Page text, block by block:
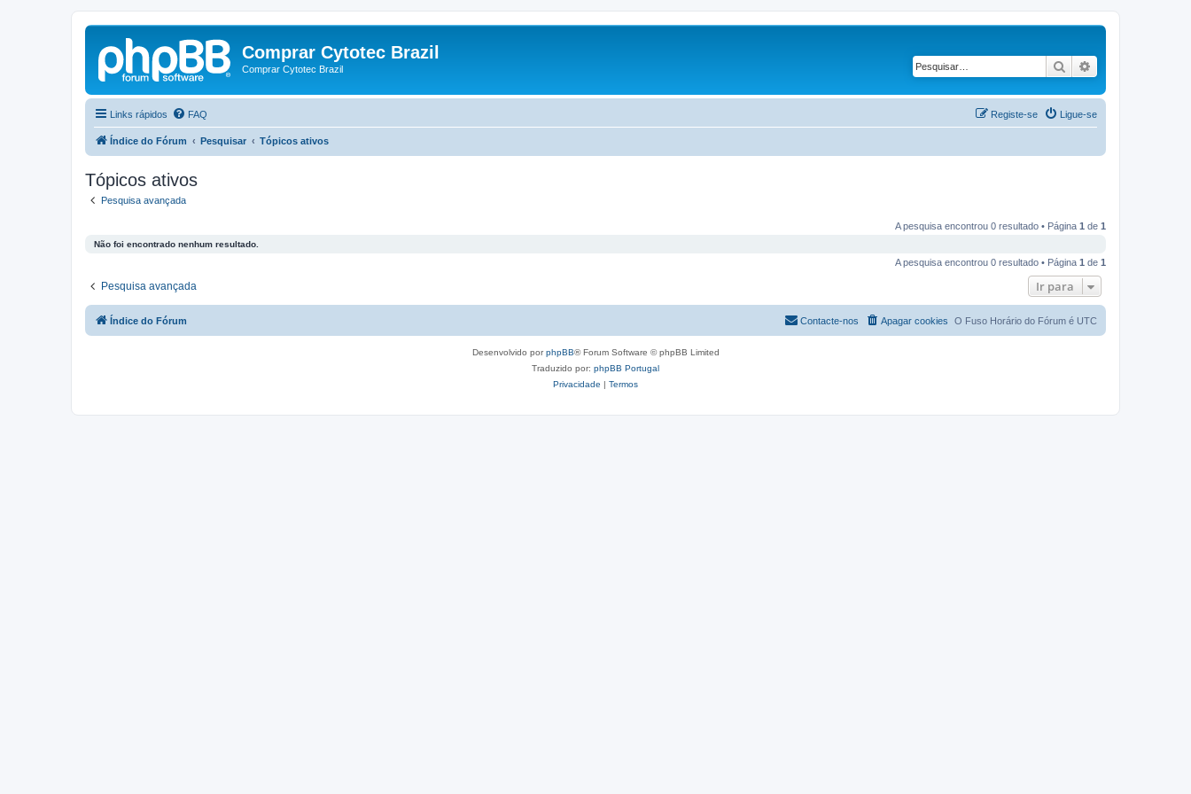
Comprar Cytotec Brazil
Comprar Cytotec Brazil Pesquisar
Links rápidos FAQ Ligue-se
Registe-se
Índice do Fórum Pesquisar Tópicos ativos
Tópicos ativos
Pesquisa avançada
A pesquisa encontrou 0 resultado • Página 1 de 1
Não foi encontrado nenhum resultado.
A pesquisa encontrou 0 resultado • Página 1 de 1
Pesquisa avançada Ir para
Índice do Fórum O Fuso Horário do Fórum é UTC
Apagar cookies
Contacte-nos
Desenvolvido porphpBB® Forum Software © phpBB Limited
Traduzido por: phpBB Portugal
Privacidade | Termos